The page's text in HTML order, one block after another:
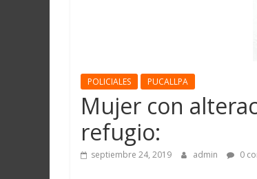
POLICIALES PUCALLPA
Mujer con
refugio:
septiembre 24, 2019 admin 0